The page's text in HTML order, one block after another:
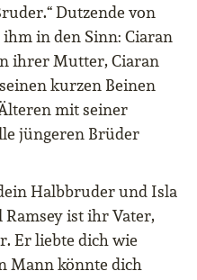
Dutzende von
in den Sinn: Ciaran
ihrer Mutter, Ciaran
kurzen Beinen
mit seiner
jüngeren Brüder
Halbbruder und Isla
ist ihr Vater,
Er liebte dich wie
Mann könnte dich